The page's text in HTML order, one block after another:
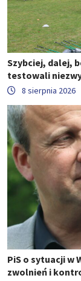
Szybciej, dalej,
testowali
8 sierpnia 2026
PiS o sytuacji w
zwolnień i